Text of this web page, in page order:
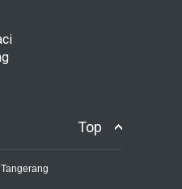
Resort di Gading
Di Serpong
Top